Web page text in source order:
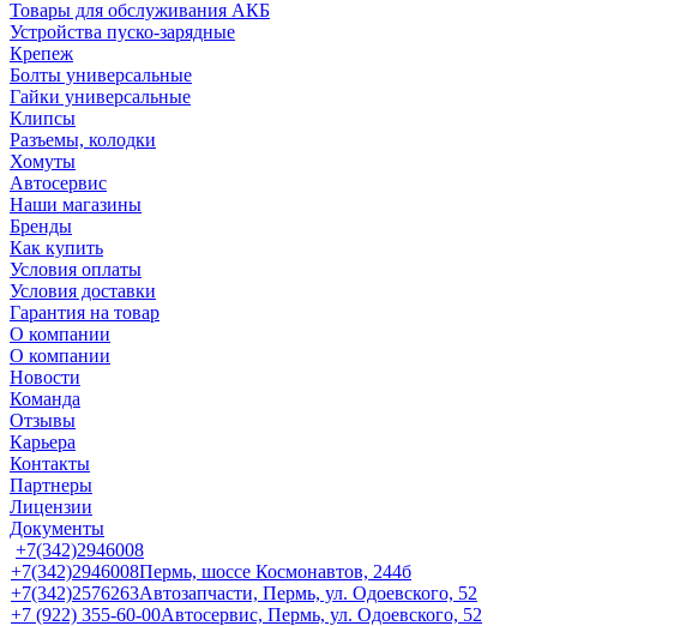
Товары для обслуживания АКБ
Устройства пуско-зарядные
Крепеж
Болты универсальные
Гайки универсальные
Клипсы
Разъемы, колодки
Хомуты
Автосервис
Наши магазины
Бренды
Как купить
Условия оплаты
Условия доставки
Гарантия на товар
О компании
О компании
Новости
Команда
Отзывы
Карьера
Контакты
Партнеры
Лицензии
Документы
+7(342)2946008
+7(342)2946008Пермь, шоссе Космонавтов, 244б
+7(342)2576263Автозапчасти, Пермь, ул. Одоевского, 52
+7 (922) 355-60-00Автосервис, Пермь, ул. Одоевского, 52